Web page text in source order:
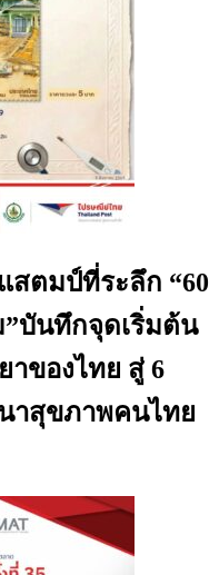
สตมป์ที่ระลึก “60
บันทึกจุดเริ่มต้น
าของไทย สู่ 6
าสุขภาพคนไทย